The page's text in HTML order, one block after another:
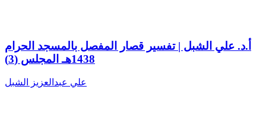
أ.د. علي الشبل | تفسير قصار المفصل بالمسجد الحرام
1438هـ المجلس (3)
علي عبدالعزيز الشبل